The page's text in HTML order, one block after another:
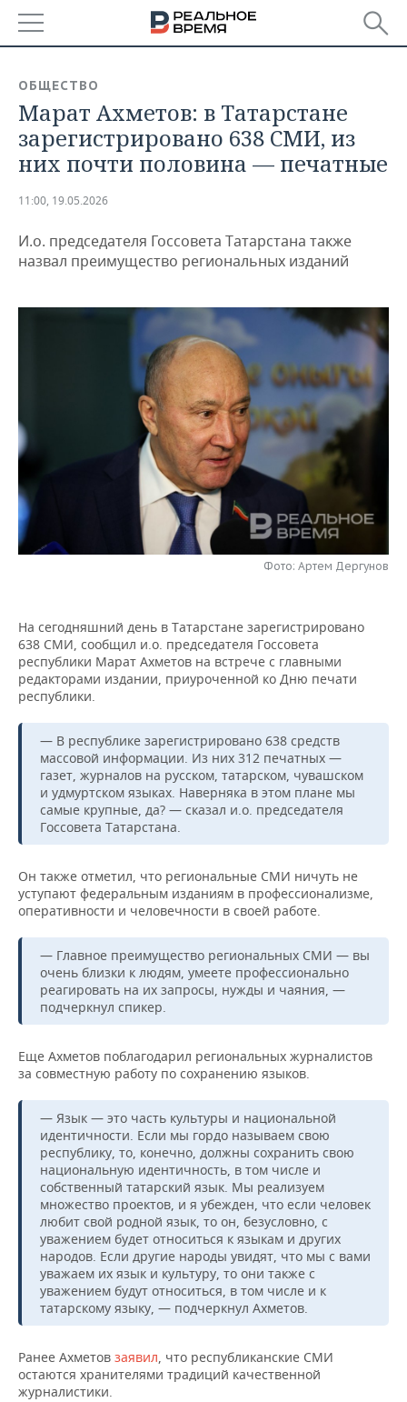
БАШКОРТОСТАН
ТАТАРСТАН
НОВОСТИ
АНАЛИТИКА
ДЕКЛАРАЦИИ О ДОХОДАХ
КОРОЛИ ГОСЗАКАЗА ПФО
ВУЗЫ ТАТАРСТАНА
КОМУ ПРИНАДЛЕЖАТ
ТОРГОВЫЕ ЦЕНТРЫ
НОВОСТИ ЭКОНОМИКИ
ФИНАНСЫ
ПРОМЫШЛЕННОСТЬ
НОВОСТИ
МАШИНОСТРОЕНИЕ
НЕФТЬ
ОПК
ЭНЕРГЕТИКА
НЕДВИЖИМОСТЬ
НОВОСТИ НЕДВИЖИМОСТИ
НОВОСТИ БИЗНЕСА
РОЗНИЧНАЯ ТОРГОВЛЯ
ТРАНСПОРТ
УСЛУГИ
НОВОСТИ ТЕХНОЛОГИЙ
IT
МЕДИА
МЕРОПРИЯТИЯ
НОВОСТИ МЕРОПРИЯТИЙ
ВЫЕЗДНАЯ РЕДАКЦИЯ
ОТКРЫТАЯ ЛЕКЦИЯ
СПОРТ
НОВОСТИ СПОРТА
БАСКЕТБОЛ
ВОЛЕЙБОЛ
КИБЕРСПОРТ
ФИГУРНОЕ КАТАНИЕ
ВОДНЫЕ ВИДЫ СПОРТА
ОБЩЕСТВО
ИНФРАСТРУКТУРА
ИСТОРИЯ
КУЛЬТУРА
МЕДИЦИНА
ОБРАЗОВАНИЕ
СПРАВОЧНИК
СПИСОК ПЕРСОН
СПИСОК КОМПАНИЙ
ПОЛНАЯ ВЕРСИЯ
ОБЩЕСТВО
Марат Ахметов: в Татарстане
зарегистрировано 638 СМИ, из
них почти половина — печатные
11:00, 19.05.2026
И.о. председателя Госсовета Татарстана также
назвал преимущество региональных изданий
Фото: Артем Дергунов
На сегодняшний день в Татарстане зарегистрировано
638 СМИ, сообщил и.о. председателя Госсовета
республики Марат Ахметов на встрече с главными
редакторами издании, приуроченной ко Дню печати
республики.
— В республике зарегистрировано 638 средств
массовой информации. Из них 312 печатных —
газет, журналов на русском, татарском, чувашском
и удмуртском языках. Наверняка в этом плане мы
самые крупные, да? — сказал и.о. председателя
Госсовета Татарстана.
Он также отметил, что региональные СМИ ничуть не
уступают федеральным изданиям в профессионализме,
оперативности и человечности в своей работе.
— Главное преимущество региональных СМИ — вы
очень близки к людям, умеете профессионально
реагировать на их запросы, нужды и чаяния, —
подчеркнул спикер.
Еще Ахметов поблагодарил региональных журналистов
за совместную работу по сохранению языков.
— Язык — это часть культуры и национальной
идентичности. Если мы гордо называем свою
республику, то, конечно, должны сохранить свою
национальную идентичность, в том числе и
собственный татарский язык. Мы реализуем
множество проектов, и я убежден, что если человек
любит свой родной язык, то он, безусловно, с
уважением будет относиться к языкам и других
народов. Если другие народы увидят, что мы с вами
уважаем их язык и культуру, то они также с
уважением будут относиться, в том числе и к
татарскому языку, — подчеркнул Ахметов.
Ранее Ахметов заявил, что республиканские СМИ
остаются хранителями традиций качественной
журналистики.